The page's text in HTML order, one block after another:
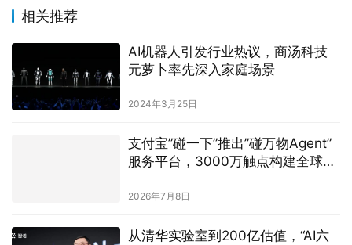
相关推荐
AI机器人引发行业热议，商汤科技
元萝卜率先深入家庭场景
2024年3月25日
支付宝”碰一下”推出”碰万物Agent”
服务平台，3000万触点构建全球AI
2026年7月8日
从清华实验室到200亿估值，“AI六